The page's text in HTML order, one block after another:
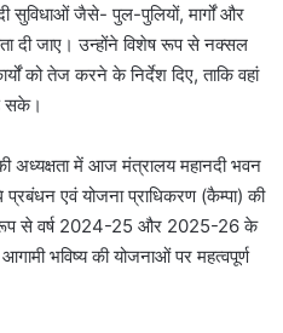
सुविधाओं जैसे- पुल-पुलियों, मार्गों और
दी जाए। उन्होंने विशेष रूप से नक्सल
को तेज करने के निर्देश दिए, ताकि वहां
सके।
अध्यक्षता में आज मंत्रालय महानदी भवन
प्रबंधन एवं योजना प्राधिकरण (कैम्पा) की
से वर्ष 2024-25 और 2025-26 के
आगामी भविष्य की योजनाओं पर महत्वपूर्ण